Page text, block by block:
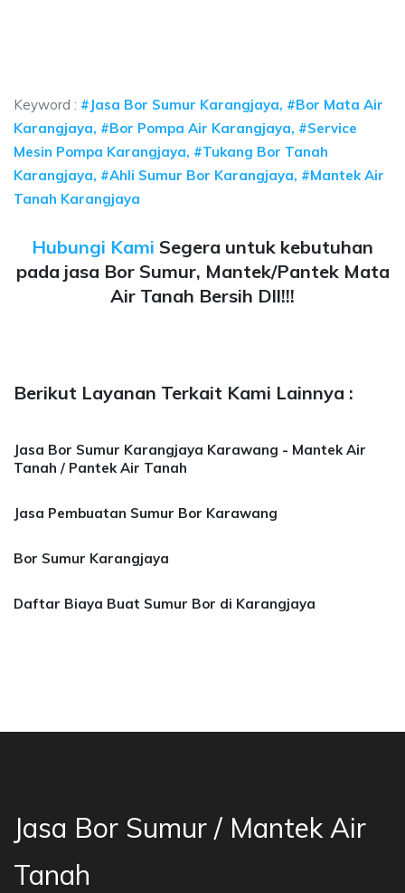
Keyword : #Jasa Bor Sumur Karangjaya, #Bor Mata Air
Karangjaya, #Bor Pompa Air Karangjaya, #Service
Mesin Pompa Karangjaya, #Tukang Bor Tanah
Karangjaya, #Ahli Sumur Bor Karangjaya, #Mantek Air
Tanah Karangjaya
Hubungi Kami Segera untuk kebutuhan
pada jasa Bor Sumur, Mantek/Pantek Mata
Air Tanah Bersih Dll!!!
Berikut Layanan Terkait Kami Lainnya :
Jasa Bor Sumur Karangjaya Karawang - Mantek Air
Tanah / Pantek Air Tanah
Jasa Pembuatan Sumur Bor Karawang
Bor Sumur Karangjaya
Daftar Biaya Buat Sumur Bor di Karangjaya
Jasa Bor Sumur / Mantek Air
Tanah